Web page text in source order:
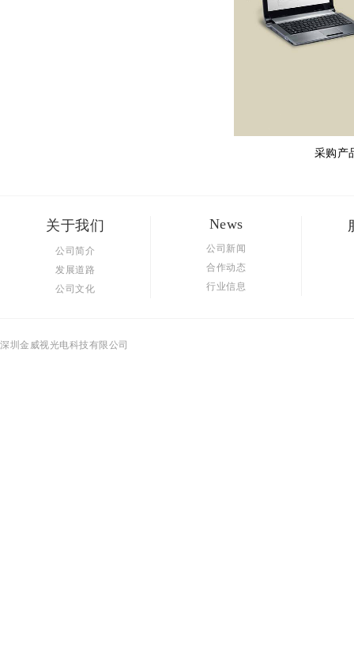
采购产
关于我们
公司简介
发展道路
公司文化
News
公司新闻
合作动态
行业信息
深圳金威视光电科技有限公司